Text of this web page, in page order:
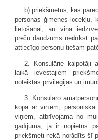
b) priekšmetus, kas
personas ģimenes locekļu,
lietošanai, arī viņa
preču daudzums nedrīkst
attiecīgo personu tiešam
2. Konsulārie kalpotāji
laikā ievestajiem
noteiktās privilēģijas un
3. Konsulāro
kopā ar viņiem,
viņiem, atbrīvojama no
gadījumā, ja ir nopietns
priekšmeti nekā norādīts šī